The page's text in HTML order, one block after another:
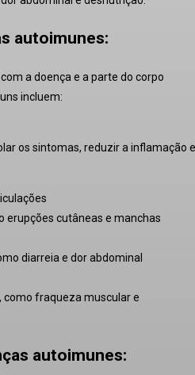
autoimunes:
a doença e a parte do corpo
incluem:
os sintomas, reduzir a inflamação
erupções cutâneas e manchas
diarreia e dor abdominal
como fraqueza muscular e
autoimunes: